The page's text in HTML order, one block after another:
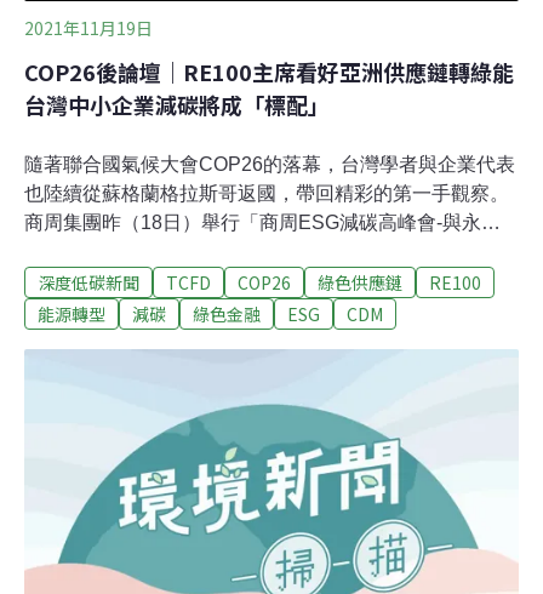
2021年11月19日
COP26後論壇｜RE100主席看好亞洲供應鏈轉綠能
台灣中小企業減碳將成「標配」
隨著聯合國氣候大會COP26的落幕，台灣學者與企業代表
也陸續從蘇格蘭格拉斯哥返國，帶回精彩的第一手觀察。
商周集團昨（18日）舉行「商周ESG減碳高峰會-與永續
因應減碳面臨的挑戰與機會，也邀請專家分析目前國際最
新減碳趨勢的因應及對應方式。台灣氣候聯盟秘書長、氣
壇焦點之一、全球知名再生能源倡議「RE100」主席金明
斯（Sam Kimmins）受邀與會，他透過線上方式出席表
示，RE100成員遍及全球各項產業，包括IT、消費性電
子、食品、金融等，但過去三年的數據顯示，亞洲地區的
成長動能最大，原因之一即在於，有越來越多的廠商開始
要求供應商使用100%可再生能源。而國際大廠如Apple、
深度低碳新聞 TCFD COP26 綠色供應鏈
RE100
能源轉型
減碳 綠色金融 ESG CDM